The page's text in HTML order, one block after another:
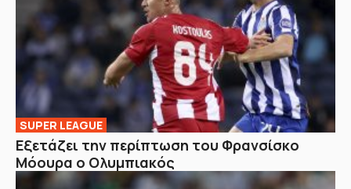
SUPER LEAGUE
Εξετάζει την περίπτωση του Φρανσίσκο
Μόουρα ο Ολυμπιακός